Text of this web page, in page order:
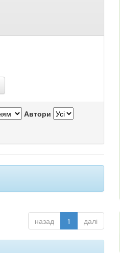
Автори
назад 1 далі